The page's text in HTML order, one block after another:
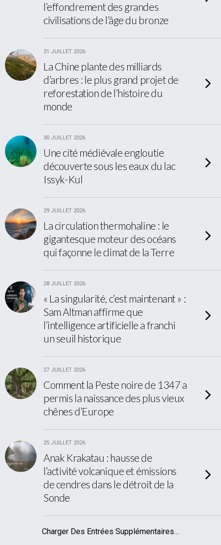
l’effondrement des grandes
civilisations de l’âge du bronze
31 JUILLET 2026
La Chine plante des milliards
d’arbres : le plus grand projet de
reforestation de l’histoire du
monde
30 JUILLET 2026
Une cité médiévale engloutie
découverte sous les eaux du lac
Issyk-Kul
29 JUILLET 2026
La circulation thermohaline : le
gigantesque moteur des océans
qui façonne le climat de la Terre
28 JUILLET 2026
« La singularité, c’est maintenant » :
Sam Altman affirme que
l’intelligence artificielle a franchi
un seuil historique
27 JUILLET 2026
Comment la Peste noire de 1347 a
permis la naissance des plus vieux
chênes d’Europe
25 JUILLET 2026
Anak Krakatau : hausse de
l’activité volcanique et émissions
de cendres dans le détroit de la
Sonde
Charger Des Entrées Supplémentaires…